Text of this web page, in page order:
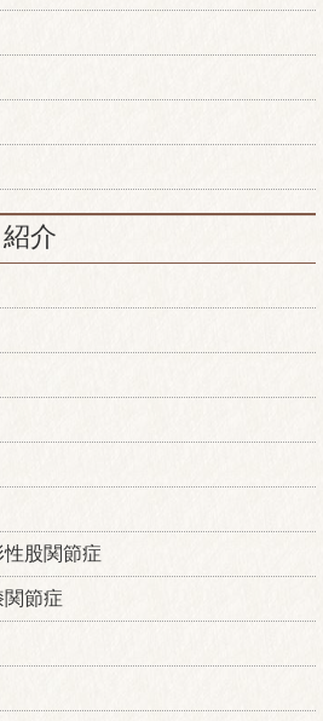
介
性股関節症
関節症